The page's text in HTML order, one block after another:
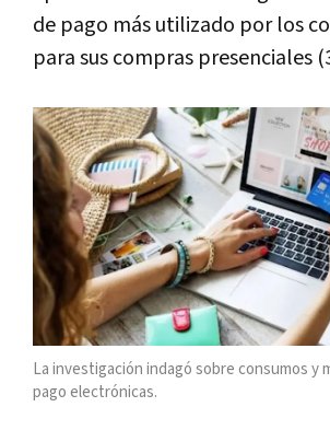
de pago más utilizado por los
para sus compras presenciales
La investigación indagó sobre consumos y
pago electrónicas.